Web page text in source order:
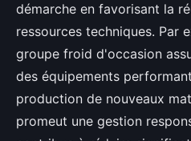
démarche en favorisant la
ressources techniques. Par
groupe froid d'occasion
des équipements
production de nouveaux
promeut une gestion